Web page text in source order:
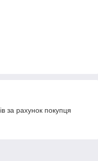
за рахунок покупця